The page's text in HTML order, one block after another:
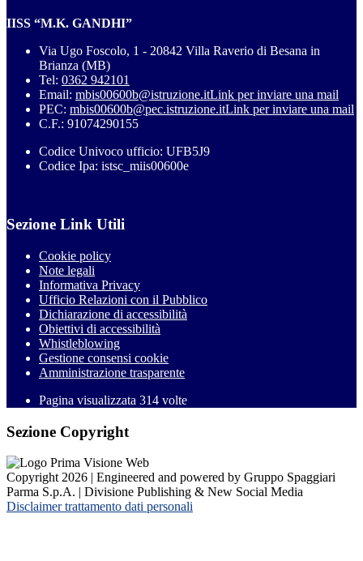
IISS “M.K. GANDHI”
Via Ugo Foscolo, 1 - 20842 Villa Raverio di Besana in
Brianza (MB)
Tel: 0362 942101
Email: mbis00600b@istruzione.itLink per inviare una mail
PEC: mbis00600b@pec.istruzione.itLink per inviare una mail
C.F.: 91074290155
Codice Univoco ufficio: UFB5J9
Codice Ipa: istsc_miis00600e
Sezione Link Utili
Cookie policy
Note legali
Informativa Privacy
Ufficio Relazioni con il Pubblico
Dichiarazione di accessibilità
Obiettivi di accessibilità
Whistleblowing
Gestione consensi cookie
Amministrazione trasparente
Pagina visualizzata 314 volte
Sezione Copyright
Copyright 2026 | Engineered and powered by Gruppo Spaggiari
Parma S.p.A. | Divisione Publishing & New Social Media
Disclaimer trattamento dati personali